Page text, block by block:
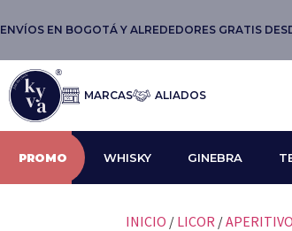
ENVÍOS EN BOGOTÁ Y ALREDEDORES GRATIS
MARCAS ALIADOS
PROMO WHISKY GINEBRA
INICIO / LICOR /